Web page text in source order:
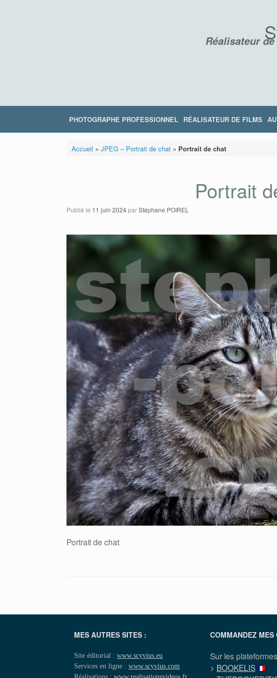
Réalisateur
PHOTOGRAPHE PROFESSIONNEL RÉALISATEUR DE FILMS
Accueil » JPEG – Portrait de chat» Portrait de chat
Portrait
Publié le 11 juin 2024parStéphane POIREL
Portrait de chat
MES AUTRES SITES :
Site éditorial : www.scyvius.eu
Services en ligne : www.scyvius.com
Réalisations : www.realisationsvideos.fr
COMMANDEZ MES
Sur les
> BOOKELIS